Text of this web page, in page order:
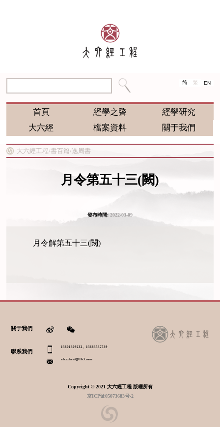
简 繁 EN
首頁 經學之聲
經學研究
大六經
檔案資料 關于我們
大六經工程/書百篇/逸周書
月令第五十三(闕)
發布時間: 2022-03-09
月令解第五十三(闕)
關于我們
聯系我們
13801309232、13683537539
alexzhaid@163.com
Copyright © 2021 大六經工程 版權所有
京ICP证05073683号-2